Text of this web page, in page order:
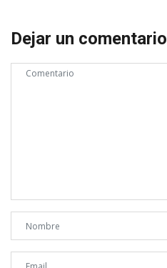
Dejar un comentario